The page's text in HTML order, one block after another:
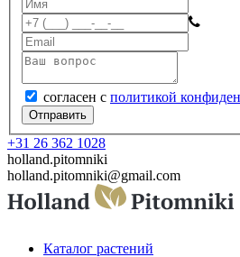
согласен с политикой
Отправить
+31 26 362 1028
holland.pitomniki
holland.pitomniki@gmail.com
Каталог растений